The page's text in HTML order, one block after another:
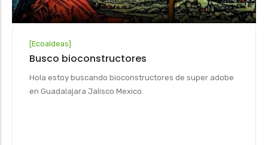
[Ecoaldeas]
Busco bioconstructores
Hola estoy buscando bioconstructores de super adobe
en Guadalajara Jalisco Mexico.